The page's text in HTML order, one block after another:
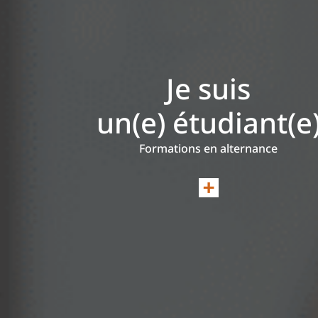
Je suis
un(e)
Formations en alternance